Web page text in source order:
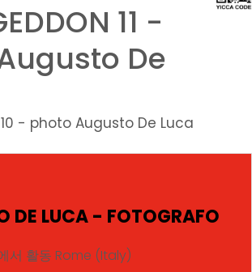
11 -
De
10 - photo Augusto De Luca
DE LUCA - FOTOGRAFO
서 활동 Rome (Italy)